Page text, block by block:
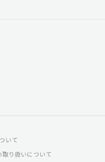
いて
取り扱いについて